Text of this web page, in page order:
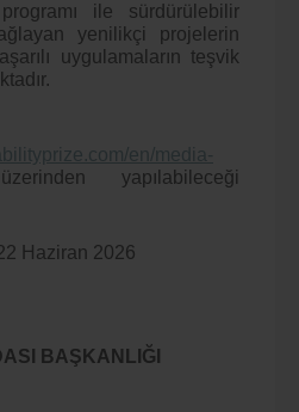
ile sürdürülebilir
yenilikçi projelerin
uygulamaların teşvik
en/media-
yapılabileceği
Haziran 2026
BAŞKANLIĞI